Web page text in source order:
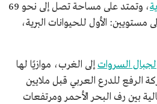
، وتمتد على مساحة تصل إلى نحو 69
مستويين: الأول للحيوانات البرية،
لجبال السرواتإلى الغرب، موازيًا لها
الرفع للدرع العربي قبل ملايين
بين رف البحر الأحمر ومرتفعات